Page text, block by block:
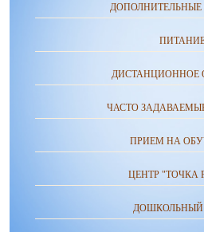
ДОПОЛНИТЕЛЬНЫЕ
ДИСТАНЦИОННОЕ
ЧАСТО
ПРИЕМ НА
ЦЕНТР "ТОЧКА
ДОШКОЛЬНЫЙ